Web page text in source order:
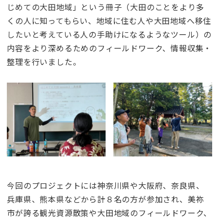
じめての大田地域」という冊子（大田のことをより多
くの人に知ってもらい、地域に住む人や大田地域へ移住
したいと考えている人の手助けになるようなツール）の
内容をより深めるためのフィールドワーク、情報収集・
整理を行いました。
今回のプロジェクトには神奈川県や大阪府、奈良県、
兵庫県、熊本県などから計８名の方が参加され、美祢
市が誇る観光資源散策や大田地域のフィールドワーク、